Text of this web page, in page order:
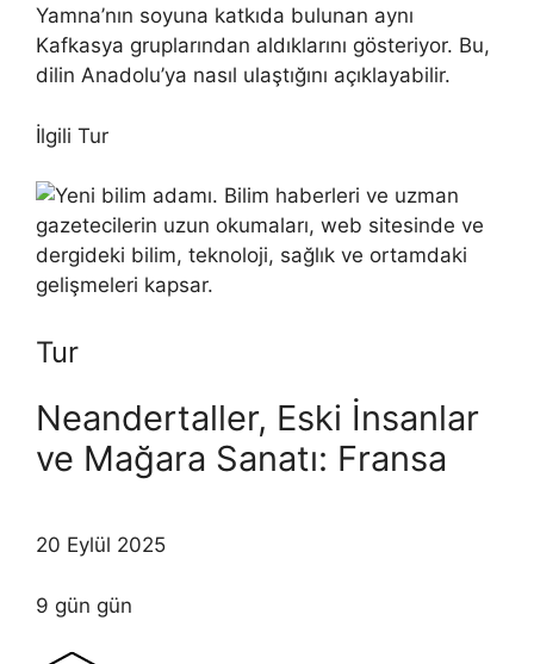
Yamna’nın soyuna katkıda bulunan aynı
Kafkasya gruplarından aldıklarını gösteriyor. Bu,
dilin Anadolu’ya nasıl ulaştığını açıklayabilir.
İlgili Tur
Tur
Neandertaller, Eski İnsanlar
ve Mağara Sanatı: Fransa
20 Eylül 2025
9 gün gün